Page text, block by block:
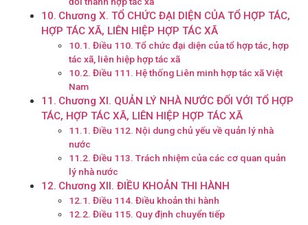
Chương X. TỔ CHỨC ĐẠI DIỆN CỦA TỔ HỢP TÁC,
HỢP TÁC XÃ, LIÊN HIỆP HỢP TÁC XÃ
Điều 110. Tổ chức đại diện của tổ hợp tác, hợp
tác xã, liên hiệp hợp tác xã
Điều 111. Hệ thống Liên minh hợp tác xã Việt
Nam
Chương XI. QUẢN LÝ NHÀ NƯỚC ĐỐI VỚI TỔ HỢP
TÁC, HỢP TÁC XÃ, LIÊN HIỆP HỢP TÁC XÃ
Điều 112. Nội dung chủ yếu về quản lý nhà
nước
Điều 113. Trách nhiệm của các cơ quan quản
lý nhà nước
Chương XII. ĐIỀU KHOẢN THI HÀNH
Điều 114. Điều khoản thi hành
Điều 115. Quy định chuyển tiếp